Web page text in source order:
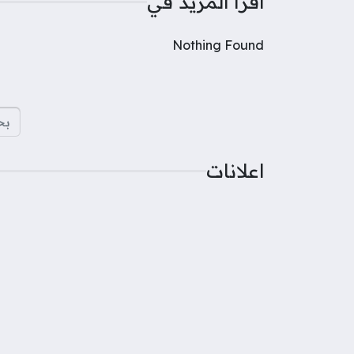
Nothing Found
اعلانات